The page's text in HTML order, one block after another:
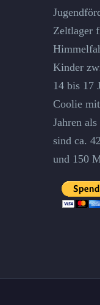
Zeltlager
Kinder
14 bis 17
Coolie
Jahren
sind ca.
und 150